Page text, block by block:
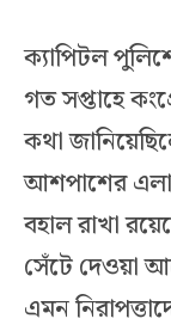
ক্যাপিটল
গত সপ্তাহে
কথা
আশপাশের
বহাল রাখা
সেঁটে দেওয়া
এমন